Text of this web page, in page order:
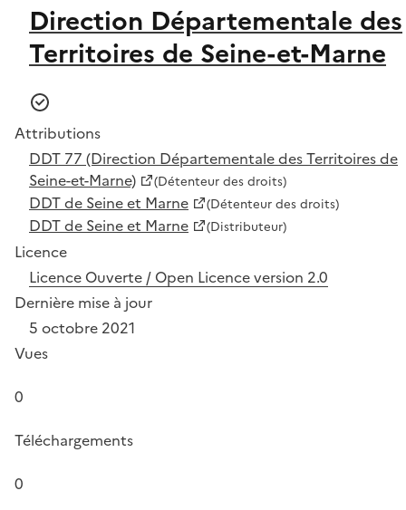
Direction Départementale des
Territoires de Seine-et-Marne
Attributions
DDT 77 (Direction Départementale des Territoires de
Seine-et-Marne)
(Détenteur des droits)
DDT de Seine et Marne (Détenteur des droits)
DDT de Seine et Marne (Distributeur)
Licence
Licence Ouverte / Open Licence version 2.0
Dernière mise à jour
5 octobre 2021
Vues
0
Téléchargements
0